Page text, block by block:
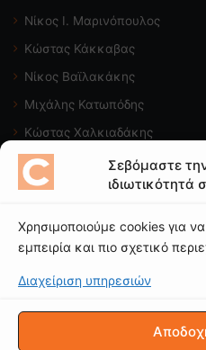
Σεβόμαστε
ιδιωτικότητά
Χρησιμοποιούμε cookies για
εμπειρία και πιο σχετικό
Διαχείριση υπηρεσιών
Νίκος Ι. Μαρινόπουλος
Κώστας Κάκκαβας
Νίκος Βαϊλακάκης
Μιχάλης Κατωπόδης
Κώστας Χαλκιαδάκης
Δείτε το κανάλι μας
© CAROTO |ΟΡΟΙ ΧΡΗΣΗΣ
Απορρήτου (ΕΕ)|
Copyright © 2025 -